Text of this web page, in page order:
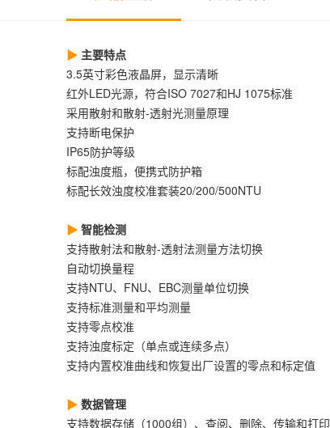
主要特点
3.5英寸彩色液晶屏，显示清晰
红外LED光源，符合ISO 7027和HJ 1075标准
采用散射和散射-透射光测量原理
支持断电保护
IP65防护等级
标配浊度瓶，便携式防护箱
标配长效浊度校准套装20/200/500NTU
智能检测
支持散射法和散射-透射法测量方法切换
自动切换量程
支持NTU、FNU、EBC测量单位切换
支持标准测量和平均测量
支持零点校准
支持浊度标定（单点或连续多点）
支持内置校准曲线和恢复出厂设置的零点和标定值
数据管理
支持数据存储（1000组）、查阅、删除、传输和打印